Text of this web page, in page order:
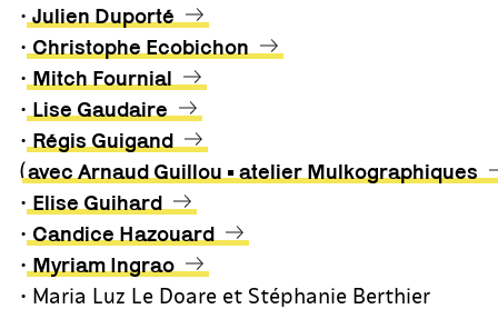
• Julien Duporté
• Christophe Ecobichon
• Mitch Fournial
• Lise Gaudaire
• Régis Guigand
(avec Arnaud Guillou • atelier Mulkographiques
• Elise Guihard
• Candice Hazouard
• Myriam Ingrao
• Maria Luz Le Doare et Stéphanie Berthier